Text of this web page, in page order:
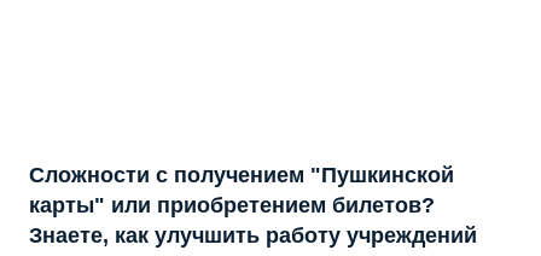
Сложности с получением "Пушкинской
карты" или приобретением билетов?
Знаете, как улучшить работу учреждений